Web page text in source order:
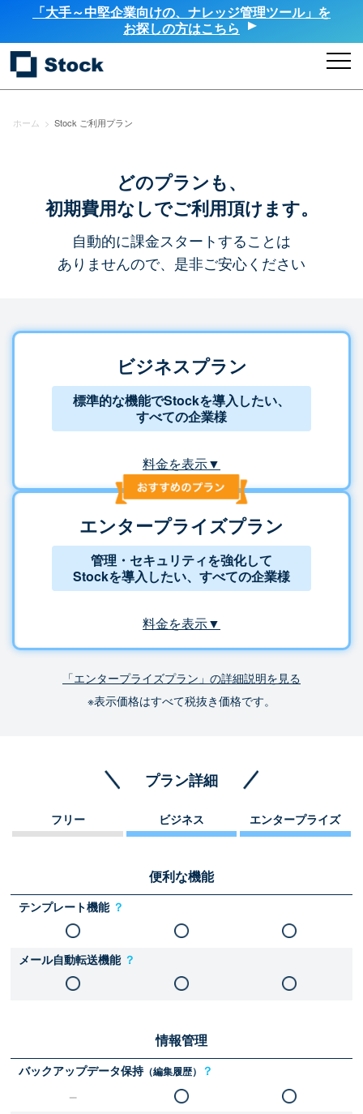
「大手～中堅企業向けの、ナレッジ管理ツール」を
お探しの方はこちら
ホーム > Stock ご利用プラン
どのプランも、
初期費用なしでご利用頂けます。
自動的に課金スタートすることは
ありませんので、是非ご安心ください
ビジネスプラン
標準的な機能でStockを導入したい、
すべての企業様
料金を表示▼
エンタープライズプラン
管理・セキュリティを強化して
Stockを導入したい、すべての企業様
料金を表示▼
「エンタープライズプラン」の詳細説明を見る
※表示価格はすべて税抜き価格です。
プラン詳細
フリー ビジネス エンタープライズ
便利な機能
テンプレート機能 ？
メール自動転送機能 ？
情報管理
バックアップデータ保持（編集履歴） ？